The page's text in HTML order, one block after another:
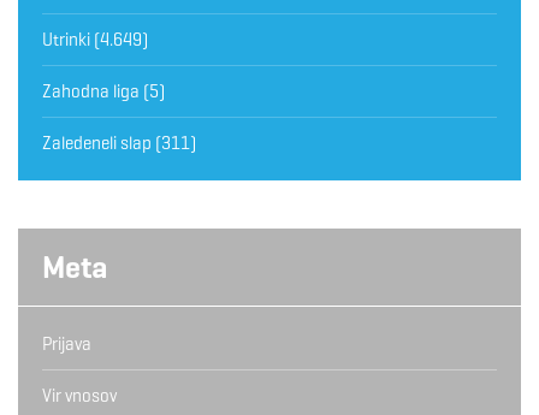
Utrinki (4.649)
Zahodna liga (5)
Zaledeneli slap (311)
Meta
Prijava
Vir vnosov